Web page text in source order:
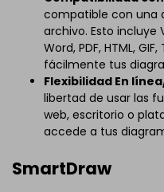
compatible con una
archivo. Esto incluye
Word, PDF, HTML,
fácilmente tus
Flexibilidad En
libertad de usar las
web, escritorio o
accede a tus
SmartDraw